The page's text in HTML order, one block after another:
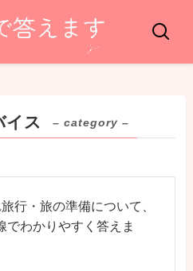
イス – category –
行・旅の準備について、
でわかりやすく答えま